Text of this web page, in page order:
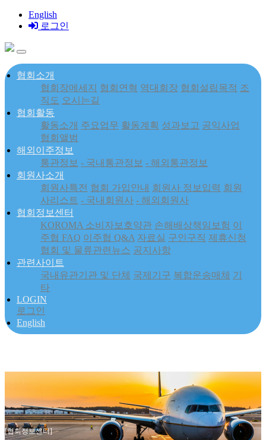
English
로그인
협회소개
협회장메세지
협회연혁 역대회장 협회설립목적 조
직도 오시는길
협회활동
활동소개 주요업무 활동계획 성과보고 공익사업
협회앨범
해외이주정보
통관정보 - 국내통관정보 - 해외통관정보
회원사소개
회원사특전 협회 가입안내 회원사 정보입력 회원
사리스트 - 국내회원사 - 해외회원사
협회정보센터
KOROMA 소비자보호약관 손해배상책임보험 이
주협 FAQ 이주협 Q&A 자료실 구인구직 제휴신청
협회 및 물류관련뉴스 공지사항
관련사이트
국내유관기관 및 단체 국제기구 복합운송매체 기
타
LOGIN
로그인
English
[협회정보센터]